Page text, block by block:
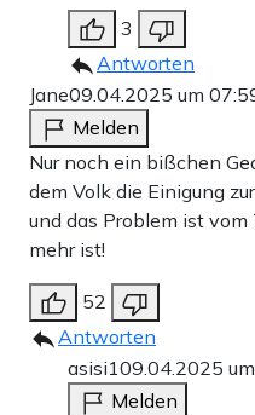
3
Antworten
Jane09.04.2025 um
Melden
Nur noch ein bißchen
dem Volk die Einigung
und das Problem ist
mehr ist!
52
Antworten
asisi109.04.2025
Melden